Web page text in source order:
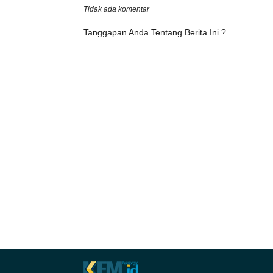
Tidak ada komentar
Tanggapan Anda Tentang Berita Ini ?